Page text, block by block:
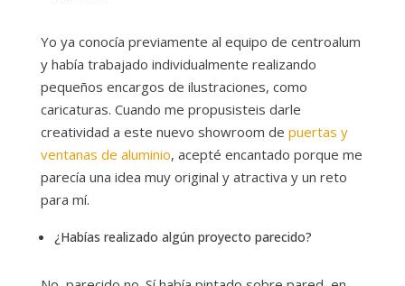
Yo ya conocía previamente al equipo de centroalum
y había trabajado individualmente realizando
pequeños encargos de ilustraciones, como
caricaturas. Cuando me propusisteis darle
creatividad a este nuevo showroom de puertas y
ventanas de aluminio, acepté encantado porque me
parecía una idea muy original y atractiva y un reto
para mí.
¿Habías realizado algún proyecto parecido?